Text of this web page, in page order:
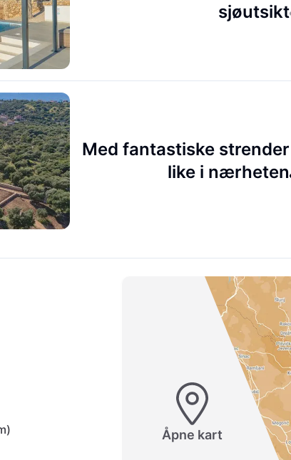
sjøutsikt
Med fantastiske strender
like i nærheten
Åpne kart